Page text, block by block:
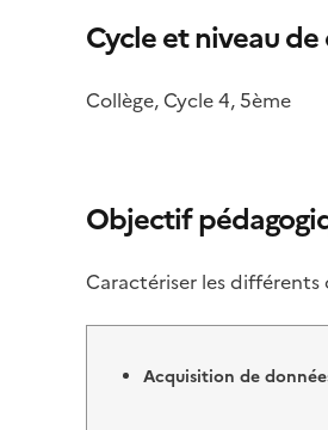
Cycle et niveau de
Collège, Cycle 4, 5ème
Objectif
Caractériser les
Acquisition de